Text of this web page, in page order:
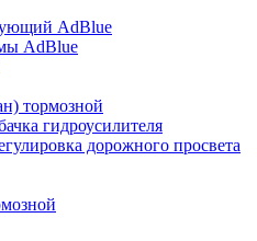
AdBlue
AdBlue
тормозной
гидроусилителя
дорожного просвета